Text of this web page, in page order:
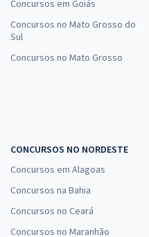
Concursos em Goiás
Concursos no Mato Grosso do
Sul
Concursos no Mato Grosso
CONCURSOS NO NORDESTE
Concursos em Alagoas
Concursos na Bahia
Concursos no Ceará
Concursos no Maranhão